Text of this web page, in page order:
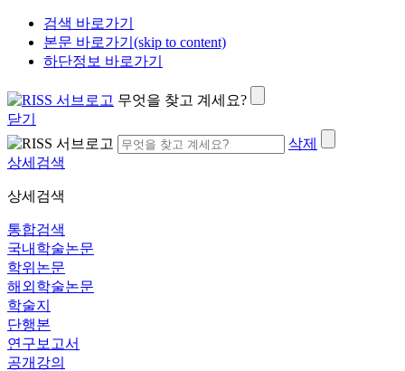
검색 바로가기
본문 바로가기(skip to content)
하단정보 바로가기
무엇을 찾고 계세요?
닫기
삭제
상세검색
상세검색
통합검색
국내학술논문
학위논문
해외학술논문
학술지
단행본
연구보고서
공개강의